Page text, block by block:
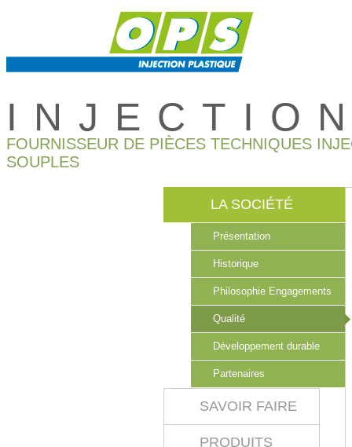
FOURNISSEUR DE PIÈCES TECHNIQUES
SOUPLES
LA SOCIÉTÉ
Présentation
Historique
Philosophie Engagements
Qualité
Développement durable
Partenaires
SAVOIR FAIRE
PRODUITS